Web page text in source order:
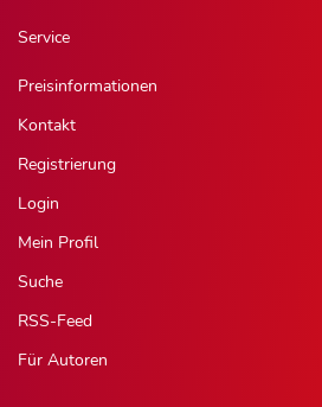
Service
Preisinformationen
Kontakt
Registrierung
Login
Mein Profil
Suche
RSS-Feed
Für Autoren